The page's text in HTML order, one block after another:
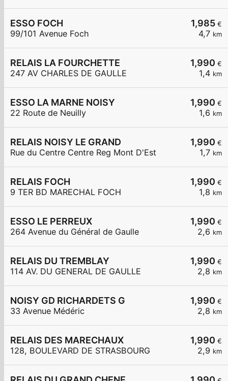
1,985 €
4,7 km
ESSO FOCH
99/101 Avenue Foch
1,990 €
1,4 km
RELAIS LA FOURCHETTE
247 AV CHARLES DE GAULLE
1,990 €
1,6 km
ESSO LA MARNE NOISY
22 Route de Neuilly
1,990 €
1,7 km
RELAIS NOISY LE GRAND
Rue du Centre Centre Reg Mont D'Est
1,990 €
1,8 km
RELAIS FOCH
9 TER BD MARECHAL FOCH
1,990 €
2,6 km
ESSO LE PERREUX
264 Avenue du Général de Gaulle
1,990 €
2,8 km
RELAIS DU TREMBLAY
114 AV. DU GENERAL DE GAULLE
1,990 €
2,8 km
NOISY GD RICHARDETS G
33 Avenue Médéric
1,990 €
2,9 km
RELAIS DES MARECHAUX
128, BOULEVARD DE STRASBOURG